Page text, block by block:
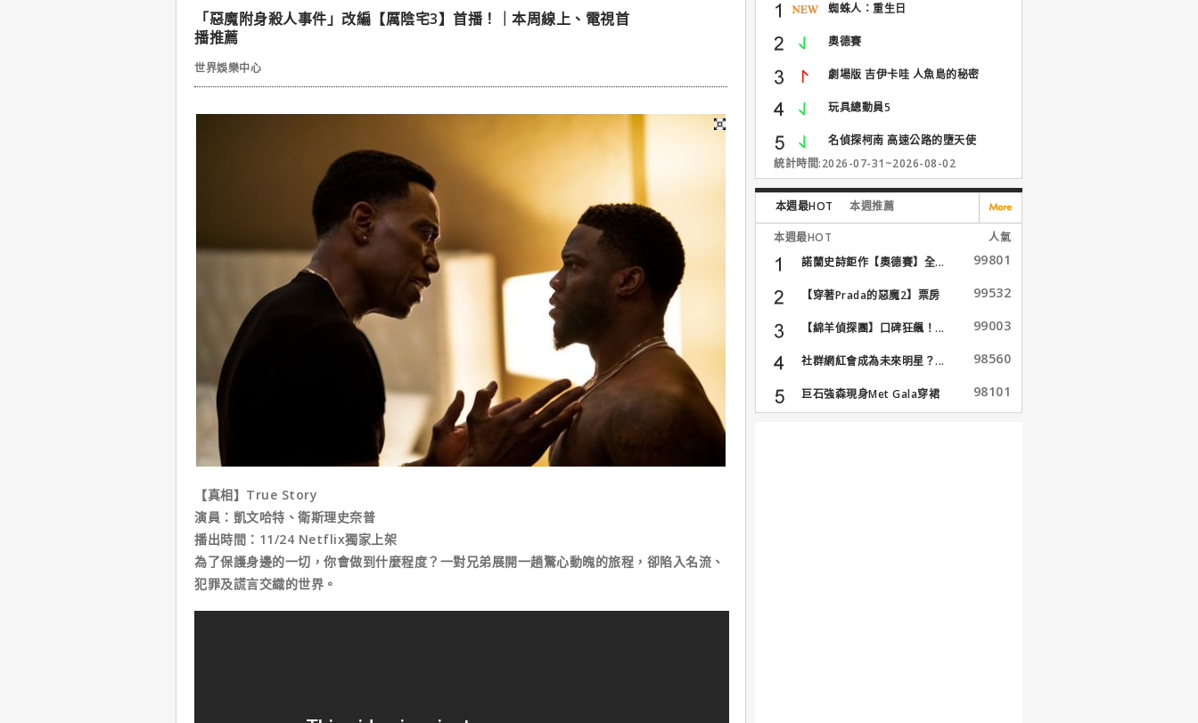
「惡魔附身殺人事件」改編【厲陰宅3】首播！｜本周線上、電視首
播推薦
世界娛樂中心
【真相】True Story
演員：凱文哈特、衛斯理史奈普
播出時間：11/24 Netflix獨家上架
為了保護身邊的一切，你會做到什麼程度？一對兄弟展開一趟驚心動魄的旅程，卻陷入名流、
犯罪及謊言交織的世界。
蜘蛛人：重生日
奧德賽
劇場版 吉伊卡哇 人魚島的秘密
玩具總動員5
名偵探柯南 高速公路的墮天使
統計時間:2026-07-31~2026-08-02
本週最HOT 本週推薦
本週最HOT
人氣
諾蘭史詩鉅作【奧德賽】全...
99801
【穿著Prada的惡魔2】票房
99532
【綿羊偵探團】口碑狂飆！... 99003
社群網紅會成為未來明星？... 98560
巨石強森現身Met Gala穿裙
子...
98101